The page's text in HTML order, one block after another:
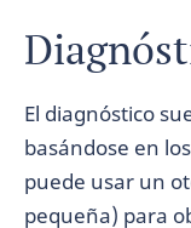
El diagnóstico
basándose en
puede usar un
pequeña) para